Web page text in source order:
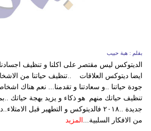
بقلم : هبة حبيب
الديتوكس ليس مقتصر على اكلنا و تنظيف
ايضا ديتوكس العلاقات ..تنظيف حياتنا من
تنظيف حياتك منهم هو ذكاء و يزيد بهجة حياتك
جديدة ..٢٠١٨ فالديتوكس و التطهير قبل
من الافكار السلبية... المزيد